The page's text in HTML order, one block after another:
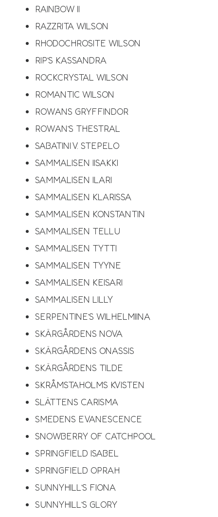
RAINBOW II
RAZZRITA WILSON
RHODOCHROSITE WILSON
RIP’S KASSANDRA
ROCKCRYSTAL WILSON
ROMANTIC WILSON
ROWANS GRYFFINDOR
ROWAN’S THESTRAL
SABATINI V. STEPELO
SAMMALISEN IISAKKI
SAMMALISEN ILARI
SAMMALISEN KLARISSA
SAMMALISEN KONSTANTIN
SAMMALISEN TELLU
SAMMALISEN TYTTI
SAMMALISEN TYYNE
SAMMALISEN KEISARI
SAMMALISEN LILLY
SERPENTINE’S WILHELMIINA
SKÄRGÅRDENS NOVA
SKÄRGÅRDENS ONASSIS
SKÄRGÅRDENS TILDE
SKRÅMSTAHOLMS KVISTEN
SLÄTTENS CARISMA
SMEDENS EVANESCENCE
SNOWBERRY OF CATCHPOOL
SPRINGFIELD ISABEL
SPRINGFIELD OPRAH ​​
SUNNYHILL’S FIONA
SUNNYHILL’S GLORY